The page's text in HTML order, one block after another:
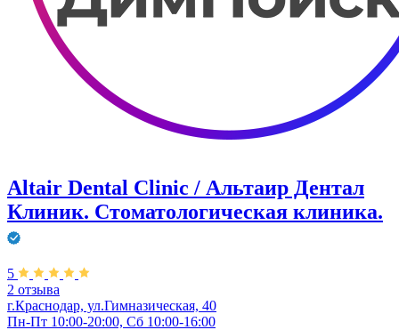
Altair Dental Clinic / Альтаир Дентал
Клиник. Стоматологическая клиника.
5
2 отзыва
г.Краснодар, ул.Гимназическая, 40
Пн-Пт 10:00-20:00, Сб 10:00-16:00